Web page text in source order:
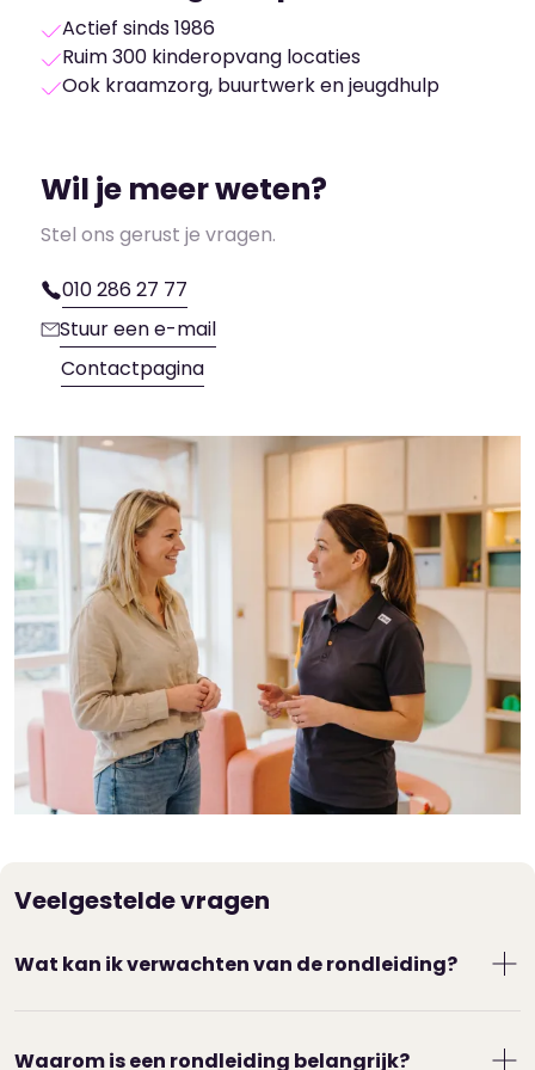
Actief sinds 1986
Ruim 300 kinderopvang locaties
Ook kraamzorg, buurtwerk en jeugdhulp
Wil je meer weten?
Stel ons gerust je vragen.
010 286 27 77
Stuur een e-mail
Contactpagina
Veelgestelde vragen
Wat kan ik verwachten van de rondleiding?
groepen te zien waar je kind gaat spelen. Ook
Waarom is een rondleiding belangrijk?